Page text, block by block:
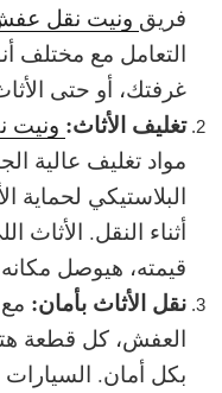
فريق ونيت نقل
التعامل مع مختلف
غرفتك، أو حتى
تغليف الأثاث: ونيت
مواد تغليف عالية
البلاستيكي
أثناء النقل.
قيمته، هيوصل
نقل الأثاث بأمان:
العفش، كل قطعة
بكل أمان.